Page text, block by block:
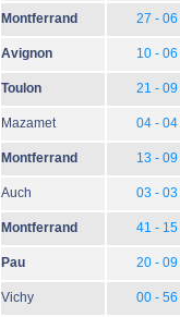
Montferrand 27 - 06
Avignon 10 - 06
Toulon 21 - 09
Mazamet 04 - 04
Montferrand 13 - 09
Auch 03 - 03
Montferrand 41 - 15
Pau 20 - 09
Vichy 00 - 56